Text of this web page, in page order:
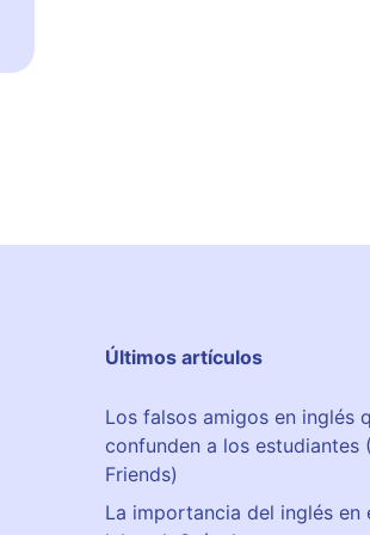
Últimos artículos
Los falsos amigos en inglés
confunden a los estudiantes
Friends)
La importancia del inglés en